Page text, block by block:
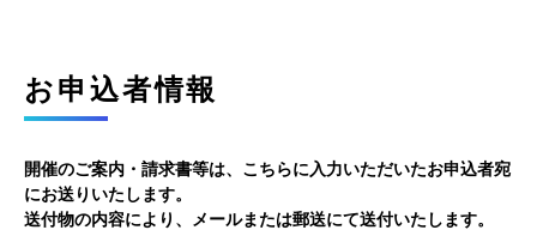
お申込者情報
開催のご案内・請求書等は、こちらに入力いただいたお申込者宛
にお送りいたします。
送付物の内容により、メールまたは郵送にて送付いたします。